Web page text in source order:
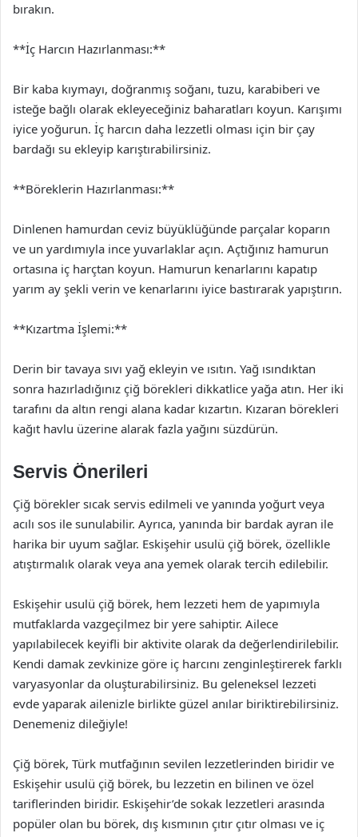
bırakın.
**İç Harcın Hazırlanması:**
Bir kaba kıymayı, doğranmış soğanı, tuzu, karabiberi ve
isteğe bağlı olarak ekleyeceğiniz baharatları koyun. Karışımı
iyice yoğurun. İç harcın daha lezzetli olması için bir çay
bardağı su ekleyip karıştırabilirsiniz.
**Böreklerin Hazırlanması:**
Dinlenen hamurdan ceviz büyüklüğünde parçalar koparın
ve un yardımıyla ince yuvarlaklar açın. Açtığınız hamurun
ortasına iç harçtan koyun. Hamurun kenarlarını kapatıp
yarım ay şekli verin ve kenarlarını iyice bastırarak yapıştırın.
**Kızartma İşlemi:**
Derin bir tavaya sıvı yağ ekleyin ve ısıtın. Yağ ısındıktan
sonra hazırladığınız çiğ börekleri dikkatlice yağa atın. Her iki
tarafını da altın rengi alana kadar kızartın. Kızaran börekleri
kağıt havlu üzerine alarak fazla yağını süzdürün.
Servis Önerileri
Çiğ börekler sıcak servis edilmeli ve yanında yoğurt veya
acılı sos ile sunulabilir. Ayrıca, yanında bir bardak ayran ile
harika bir uyum sağlar. Eskişehir usulü çiğ börek, özellikle
atıştırmalık olarak veya ana yemek olarak tercih edilebilir.
Eskişehir usulü çiğ börek, hem lezzeti hem de yapımıyla
mutfaklarda vazgeçilmez bir yere sahiptir. Ailece
yapılabilecek keyifli bir aktivite olarak da değerlendirilebilir.
Kendi damak zevkinize göre iç harcını zenginleştirerek farklı
varyasyonlar da oluşturabilirsiniz. Bu geleneksel lezzeti
evde yaparak ailenizle birlikte güzel anılar biriktirebilirsiniz.
Denemeniz dileğiyle!
Çiğ börek, Türk mutfağının sevilen lezzetlerinden biridir ve
Eskişehir usulü çiğ börek, bu lezzetin en bilinen ve özel
tariflerinden biridir. Eskişehir’de sokak lezzetleri arasında
popüler olan bu börek, dış kısmının çıtır çıtır olması ve iç